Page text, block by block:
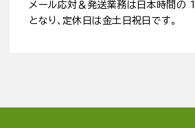
メール応対＆発送業務は日本時間の
となり、定休日は金土日祝日です。